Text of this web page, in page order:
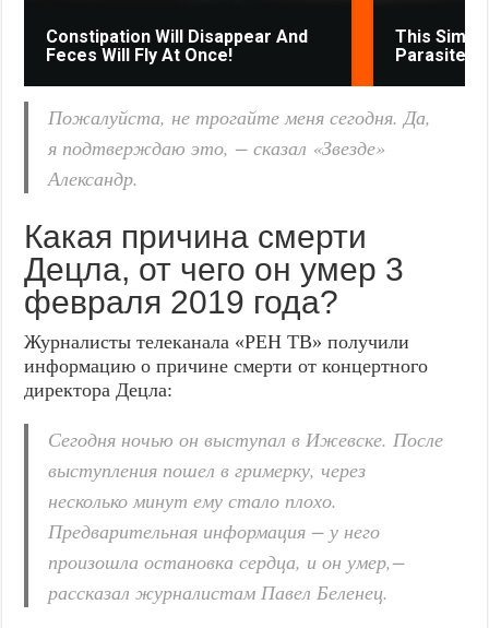
Constipation Will Disappear And
Feces Will Fly At Once!
This
Parasites
Пожалуйста, не трогайте меня сегодня. Да,
я подтверждаю это, − сказал «Звезде»
Александр.
Какая причина смерти
Децла, от чего он умер 3
февраля 2019 года?
Журналисты телеканала «РЕН ТВ» получили
информацию о причине смерти от концертного
директора Децла:
Сегодня ночью он выступал в Ижевске. После
выступления пошел в гримерку, через
несколько минут ему стало плохо.
Предварительная информация − у него
произошла остановка сердца, и он умер,−
рассказал журналистам Павел Беленец.